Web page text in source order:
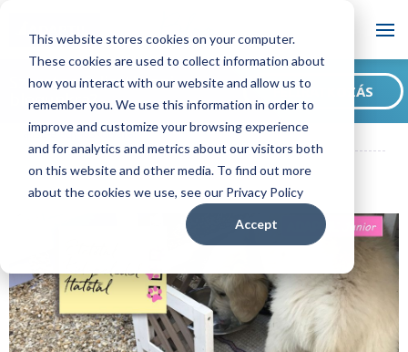
This website stores cookies on your computer.
These cookies are used to collect information about
how you interact with our website and allow us to
remember you. We use this information in order to
improve and customize your browsing experience
and for analytics and metrics about our visitors both
on this website and other media. To find out more
about the cookies we use, see our Privacy Policy
Accept
Blog
ADAPTIL HU Blog
Íme a lista, amivel ellenőrizheted, hogy készen
állsz-e egy kiskutyára!
Szeretne feliratkozni
blogunkra? FELIRATKOZÁS